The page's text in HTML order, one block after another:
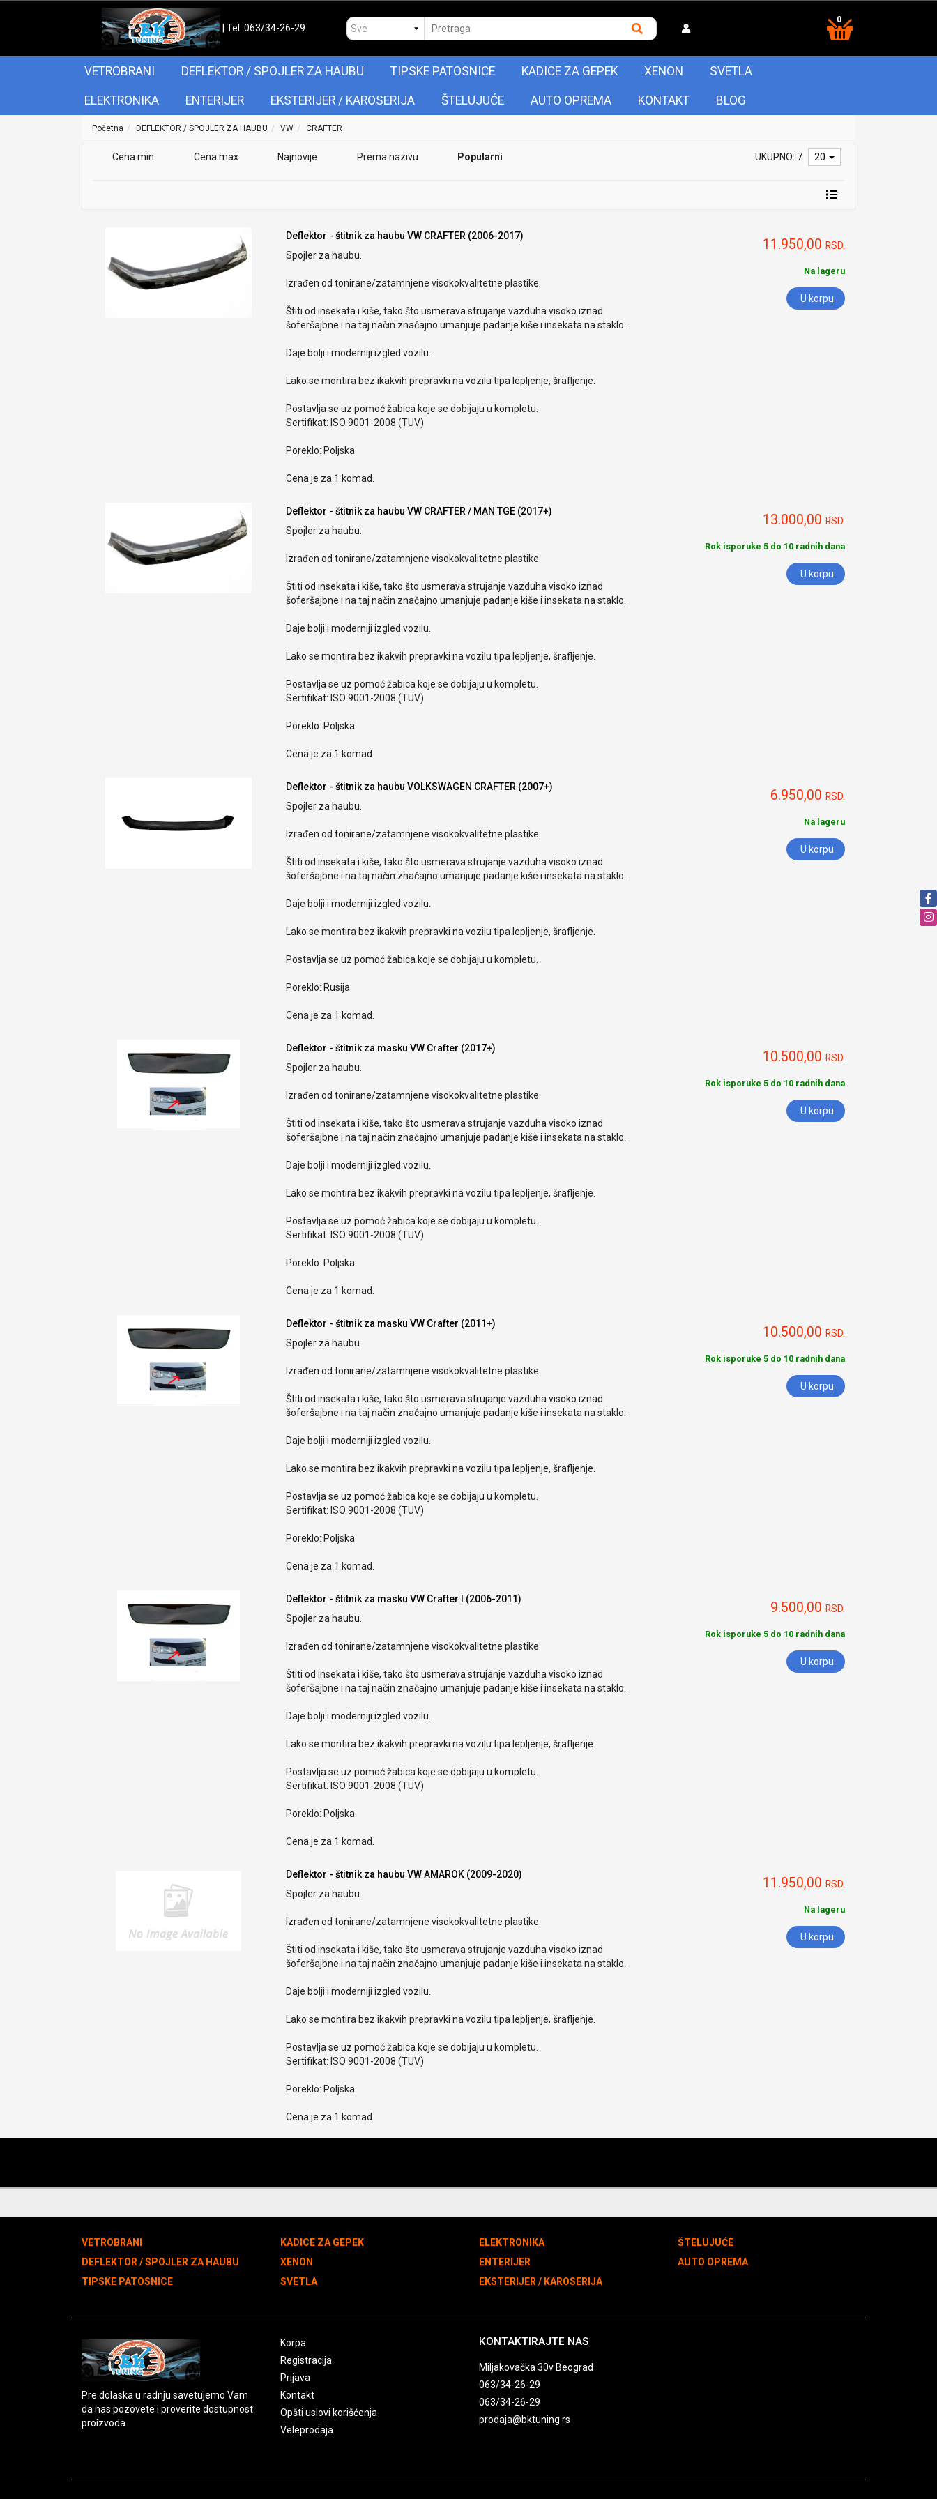
| Tel. 063/34-26-29
0
VETROBRANI DEFLEKTOR / SPOJLER ZA HAUBU TIPSKE PATOSNICE KADICE ZA GEPEK XENON SVETLA
ELEKTRONIKA ENTERIJER EKSTERIJER / KAROSERIJA ŠTELUJUĆE AUTO OPREMA KONTAKT BLOG
Početna DEFLEKTOR / SPOJLER ZA HAUBU VW CRAFTER
Cena min Cena max Najnovije Prema nazivu Popularni UKUPNO: 7 20
Deflektor - štitnik za haubu VW CRAFTER (2006-2017)
Spojler za haubu.
Izrađen od tonirane/zatamnjene visokokvalitetne plastike.
Štiti od insekata i kiše, tako što usmerava strujanje vazduha visoko iznad
šoferšajbne i na taj način značajno umanjuje padanje kiše i insekata na staklo.
Daje bolji i moderniji izgled vozilu.
Lako se montira bez ikakvih prepravki na vozilu tipa lepljenje, šrafljenje.
Postavlja se uz pomoć žabica koje se dobijaju u kompletu.
Sertifikat: ISO 9001-2008 (TUV)
Poreklo: Poljska
Cena je za 1 komad.
11.950,00 RSD.
Na lageru
U korpu
Deflektor - štitnik za haubu VW CRAFTER / MAN TGE (2017+)
Spojler za haubu.
Izrađen od tonirane/zatamnjene visokokvalitetne plastike.
Štiti od insekata i kiše, tako što usmerava strujanje vazduha visoko iznad
šoferšajbne i na taj način značajno umanjuje padanje kiše i insekata na staklo.
Daje bolji i moderniji izgled vozilu.
Lako se montira bez ikakvih prepravki na vozilu tipa lepljenje, šrafljenje.
Postavlja se uz pomoć žabica koje se dobijaju u kompletu.
Sertifikat: ISO 9001-2008 (TUV)
Poreklo: Poljska
Cena je za 1 komad.
13.000,00 RSD.
Rok isporuke 5 do 10 radnih dana
U korpu
Deflektor - štitnik za haubu VOLKSWAGEN CRAFTER (2007+)
Spojler za haubu.
Izrađen od tonirane/zatamnjene visokokvalitetne plastike.
Štiti od insekata i kiše, tako što usmerava strujanje vazduha visoko iznad
šoferšajbne i na taj način značajno umanjuje padanje kiše i insekata na staklo.
Daje bolji i moderniji izgled vozilu.
Lako se montira bez ikakvih prepravki na vozilu tipa lepljenje, šrafljenje.
Postavlja se uz pomoć žabica koje se dobijaju u kompletu.
Poreklo: Rusija
Cena je za 1 komad.
6.950,00 RSD.
Na lageru
U korpu
Deflektor - štitnik za masku VW Crafter (2017+)
Spojler za haubu.
Izrađen od tonirane/zatamnjene visokokvalitetne plastike.
Štiti od insekata i kiše, tako što usmerava strujanje vazduha visoko iznad
šoferšajbne i na taj način značajno umanjuje padanje kiše i insekata na staklo.
Daje bolji i moderniji izgled vozilu.
Lako se montira bez ikakvih prepravki na vozilu tipa lepljenje, šrafljenje.
Postavlja se uz pomoć žabica koje se dobijaju u kompletu.
Sertifikat: ISO 9001-2008 (TUV)
Poreklo: Poljska
Cena je za 1 komad.
10.500,00 RSD.
Rok isporuke 5 do 10 radnih dana
U korpu
Deflektor - štitnik za masku VW Crafter (2011+)
Spojler za haubu.
Izrađen od tonirane/zatamnjene visokokvalitetne plastike.
Štiti od insekata i kiše, tako što usmerava strujanje vazduha visoko iznad
šoferšajbne i na taj način značajno umanjuje padanje kiše i insekata na staklo.
Daje bolji i moderniji izgled vozilu.
Lako se montira bez ikakvih prepravki na vozilu tipa lepljenje, šrafljenje.
Postavlja se uz pomoć žabica koje se dobijaju u kompletu.
Sertifikat: ISO 9001-2008 (TUV)
Poreklo: Poljska
Cena je za 1 komad.
10.500,00 RSD.
Rok isporuke 5 do 10 radnih dana
U korpu
Deflektor - štitnik za masku VW Crafter I (2006-2011)
Spojler za haubu.
Izrađen od tonirane/zatamnjene visokokvalitetne plastike.
Štiti od insekata i kiše, tako što usmerava strujanje vazduha visoko iznad
šoferšajbne i na taj način značajno umanjuje padanje kiše i insekata na staklo.
Daje bolji i moderniji izgled vozilu.
Lako se montira bez ikakvih prepravki na vozilu tipa lepljenje, šrafljenje.
Postavlja se uz pomoć žabica koje se dobijaju u kompletu.
Sertifikat: ISO 9001-2008 (TUV)
Poreklo: Poljska
Cena je za 1 komad.
9.500,00 RSD.
Rok isporuke 5 do 10 radnih dana
U korpu
Deflektor - štitnik za haubu VW AMAROK (2009-2020)
Spojler za haubu.
Izrađen od tonirane/zatamnjene visokokvalitetne plastike.
Štiti od insekata i kiše, tako što usmerava strujanje vazduha visoko iznad
šoferšajbne i na taj način značajno umanjuje padanje kiše i insekata na staklo.
Daje bolji i moderniji izgled vozilu.
Lako se montira bez ikakvih prepravki na vozilu tipa lepljenje, šrafljenje.
Postavlja se uz pomoć žabica koje se dobijaju u kompletu.
Sertifikat: ISO 9001-2008 (TUV)
Poreklo: Poljska
Cena je za 1 komad.
11.950,00 RSD.
Na lageru
U korpu
VETROBRANI
DEFLEKTOR / SPOJLER ZA HAUBU
TIPSKE PATOSNICE
KADICE ZA GEPEK
XENON
SVETLA
ELEKTRONIKA
ENTERIJER
EKSTERIJER / KAROSERIJA
ŠTELUJUĆE
AUTO OPREMA
Pre dolaska u radnju savetujemo Vam
da nas pozovete i proverite dostupnost
proizvoda.
Korpa
Registracija
Prijava
Kontakt
Opšti uslovi korišćenja
Veleprodaja
KONTAKTIRAJTE NAS
Miljakovačka 30v Beograd
063/34-26-29
063/34-26-29
prodaja@bktuning.rs